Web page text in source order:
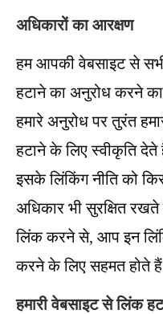
अधिकारों का आरक्षण
हम आपकी वेबसाइट से
हटाने का अनुरोध करने
हमारे अनुरोध पर तुरंत
हटाने के लिए स्वीकृति
इसके लिंकिंग नीति को
अधिकार भी सुरक्षित
लिंक करने से, आप इन
करने के लिए सहमत होते
हमारी वेबसाइट से लिंक